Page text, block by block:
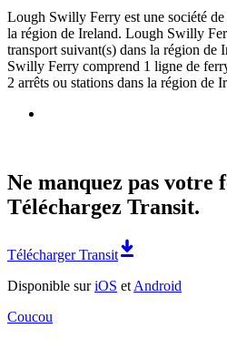
Lough Swilly Ferry est une société
la région de Ireland. Lough Swilly
transport suivant(s) dans la région
Swilly Ferry comprend 1 ligne de
2 arrêts ou stations dans la région de
Ne manquez pas votre
Téléchargez Transit.
Télécharger Transit
Disponible suriOS et Android
Coucou